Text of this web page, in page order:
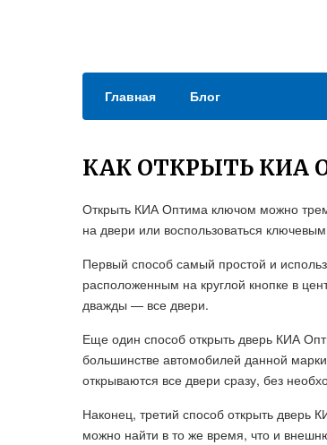
Главная Блог
КАК ОТКРЫТЬ
Открыть КИА Оптима ключом можно
на двери или воспользоваться
Первый способ самый простой и
расположенным на круглой кнопке в
дважды — все двери.
Еще один способ открыть дверь КИА
большинстве автомобилей данной
открываются все двери сразу, без
Наконец, третий способ открыть
можно найти в то же время, что и